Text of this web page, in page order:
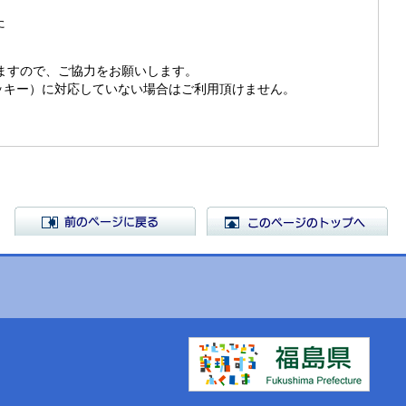
ので、ご協力をお願いします。
ー）に対応していない場合はご利用頂けません。
前のページに戻る